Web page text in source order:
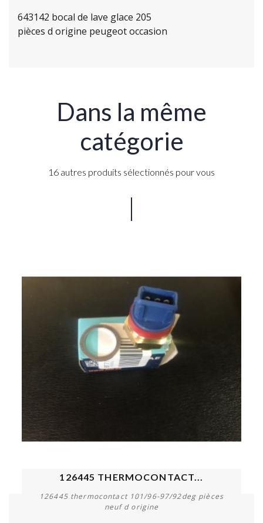
643142 bocal de lave glace 205
pièces d origine peugeot occasion
Dans la même
catégorie
16 autres produits sélectionnés pour vous
126445 THERMOCONTACT...
126445 thermocontact 101/96-97/92deg pièces
neuf d origine